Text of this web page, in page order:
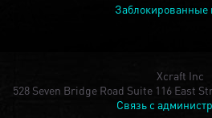
Заблокированные
Xcraft Inc
528 Seven Bridge Road Suite 116 East
Связь с